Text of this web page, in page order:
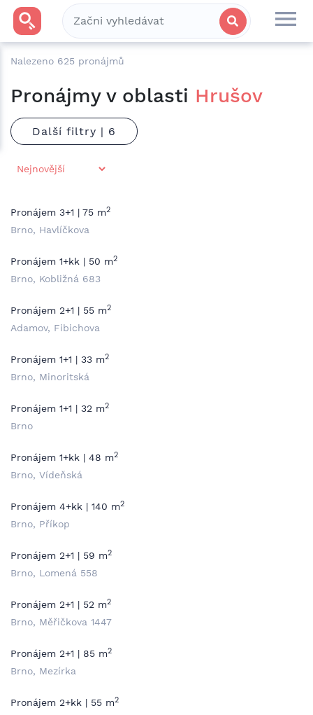
Nalezeno 625 pronájmů
Pronájmy v oblasti Hrušov
Další filtry |
Pronájem 3+1 | 75 m2
Brno, Havlíčkova
Pronájem 1+kk | 50 m2
Brno, Kobližná 683
Pronájem 2+1 | 55 m2
Adamov, Fibichova
Pronájem 1+1 | 33 m2
Brno, Minoritská
Pronájem 1+1 | 32 m2
Brno
Pronájem 1+kk | 48 m2
Brno, Vídeňská
Pronájem 4+kk | 140 m2
Brno, Příkop
Pronájem 2+1 | 59 m2
Brno, Lomená 558
Pronájem 2+1 | 52 m2
Brno, Měřičkova 1447
Pronájem 2+1 | 85 m2
Brno, Mezírka
Pronájem 2+kk | 55 m2